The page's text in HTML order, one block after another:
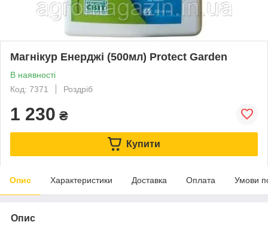
Магнікур Енерджі (500мл) Protect Garden
В наявності
Код: 7371
Роздріб
1 230 ₴
Купити
Опис Характеристики Доставка Оплата Умови
Опис